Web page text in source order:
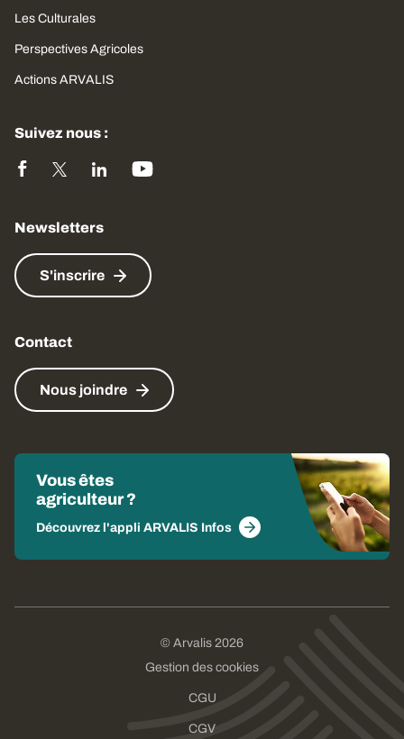
Les Culturales
Perspectives Agricoles
Actions ARVALIS
Suivez nous :
Newsletters
S'inscrire
Contact
Nous joindre
Vous êtes
agriculteur ?
Découvrez l'appli ARVALIS Infos
© Arvalis 2026
Gestion des cookies
CGU
CGV